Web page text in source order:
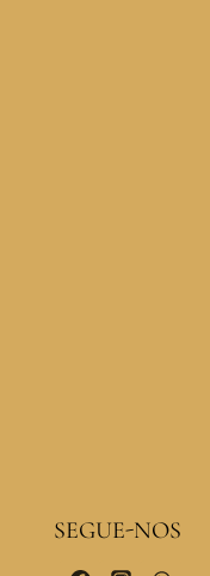
SEGUE-NOS